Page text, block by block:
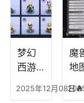
最强
的主
播
最
梦幻
西游
2025年12月08日
魔
地
任务